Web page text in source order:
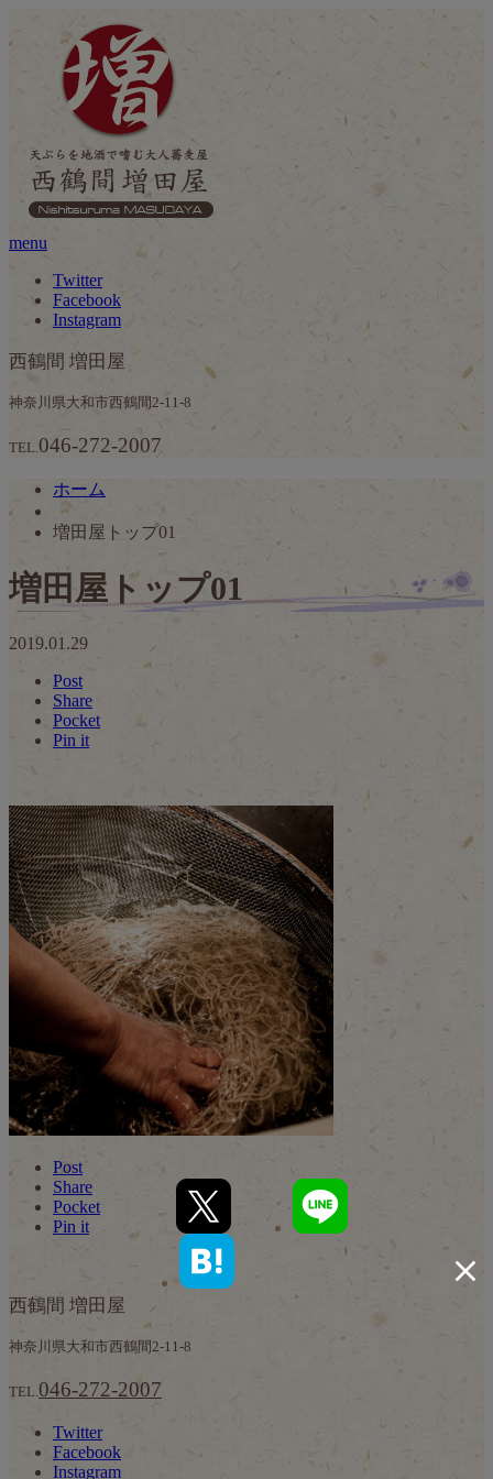
menu
Twitter
Facebook
Instagram
西鶴間 増田屋
神奈川県大和市西鶴間2-11-8
TEL.046-272-2007
ホーム
増田屋トップ01
増田屋トップ01
2019.01.29
Post
Share
Pocket
Pin it
Post
Share
Pocket
Pin it
西鶴間 増田屋
神奈川県大和市西鶴間2-11-8
TEL.046-272-2007
Twitter
Facebook
Instagram